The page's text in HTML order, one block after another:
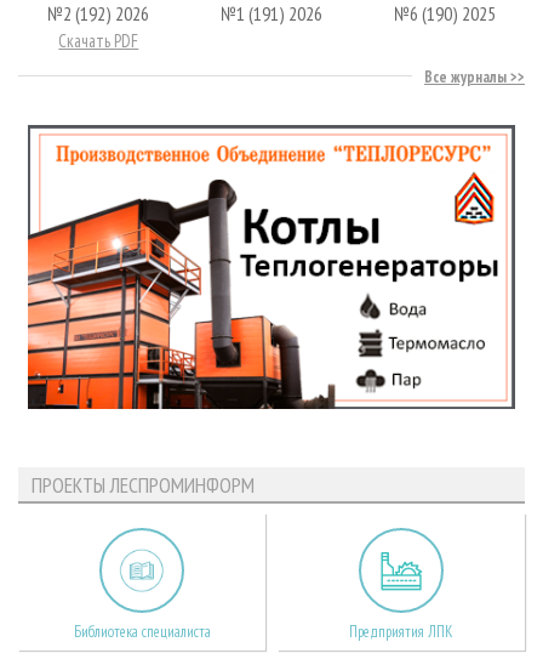
№2 (192) 2026
Скачать PDF
№1 (191) 2026 №6 (190) 2025
Все журналы
ПРОЕКТЫ ЛЕСПРОМИНФОРМ
Библиотека специалиста Предприятия ЛПК